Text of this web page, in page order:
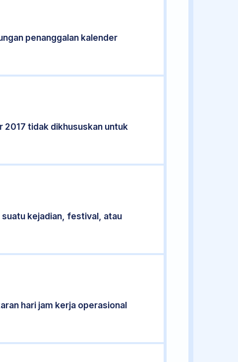
penanggalan kalender
2017 tidak dikhususkan untuk
kejadian, festival, atau
hari jam kerja operasional